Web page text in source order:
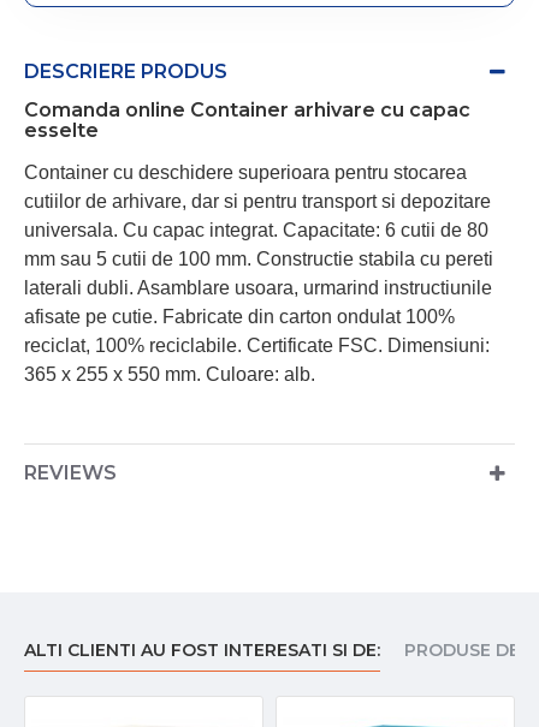
DESCRIERE PRODUS
Comanda online Container arhivare cu capac
esselte
Container cu deschidere superioara pentru stocarea
cutiilor de arhivare, dar si pentru transport si depozitare
universala. Cu capac integrat. Capacitate: 6 cutii de 80
mm sau 5 cutii de 100 mm. Constructie stabila cu pereti
laterali dubli. Asamblare usoara, urmarind instructiunile
afisate pe cutie. Fabricate din carton ondulat 100%
reciclat, 100% reciclabile. Certificate FSC. Dimensiuni:
365 x 255 x 550 mm. Culoare: alb.
REVIEWS
ALTI CLIENTI AU FOST INTERESATI SI DE: PRODUSE DE